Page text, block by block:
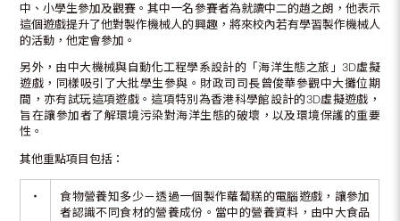
中、小學生參加及觀賽。其中一名參賽者為就讀中二的趙之朗，他表示
這個遊戲提升了他對製作機械人的興趣，將來校內若有學習製作機械人
的活動，他定會參加。
另外，由中大機械與自動化工程學系設計的「海洋生態之旅」3D虛擬
遊戲，同樣吸引了大批學生參與。財政司司長曾俊華參觀中大攤位期
間，亦有試玩這項遊戲。這項特別為香港科學館設計的3D虛擬遊戲，
旨在讓參加者了解環境污染對海洋生態的破壞，以及環境保護的重要
性。
其他重點項目包括：
‧
食物營養知多少－透過一個製作蘿蔔糕的電腦遊戲，讓參加
者認識不同食材的營養成份。當中的營養資料，由中大食品